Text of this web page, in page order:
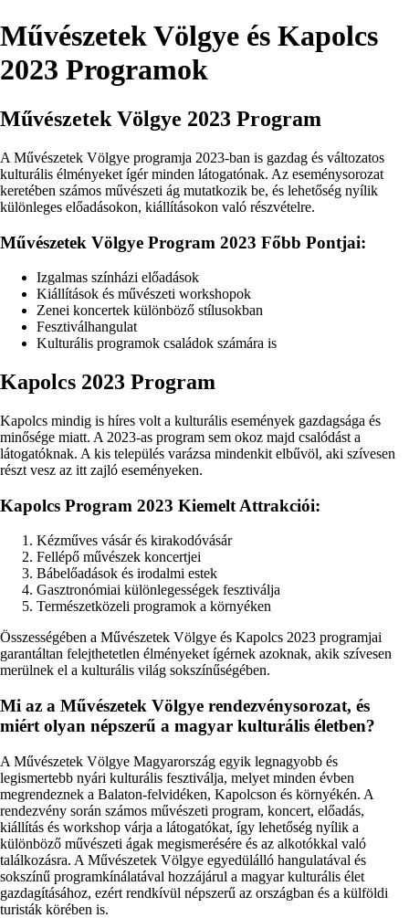
Művészetek Völgye és Kapolcs
2023 Programok
Művészetek Völgye 2023 Program
A Művészetek Völgye programja 2023-ban is gazdag és változatos
kulturális élményeket ígér minden látogatónak. Az eseménysorozat
keretében számos művészeti ág mutatkozik be, és lehetőség nyílik
különleges előadásokon, kiállításokon való részvételre.
Művészetek Völgye Program 2023 Főbb Pontjai:
Izgalmas színházi előadások
Kiállítások és művészeti workshopok
Zenei koncertek különböző stílusokban
Fesztiválhangulat
Kulturális programok családok számára is
Kapolcs 2023 Program
Kapolcs mindig is híres volt a kulturális események gazdagsága és
minősége miatt. A 2023-as program sem okoz majd csalódást a
látogatóknak. A kis település varázsa mindenkit elbűvöl, aki szívesen
részt vesz az itt zajló eseményeken.
Kapolcs Program 2023 Kiemelt Attrakciói:
Kézműves vásár és kirakodóvásár
Fellépő művészek koncertjei
Bábelőadások és irodalmi estek
Gasztronómiai különlegességek fesztiválja
Természetközeli programok a környéken
Összességében a Művészetek Völgye és Kapolcs 2023 programjai
garantáltan felejthetetlen élményeket ígérnek azoknak, akik szívesen
merülnek el a kulturális világ sokszínűségében.
Mi az a Művészetek Völgye rendezvénysorozat, és
miért olyan népszerű a magyar kulturális életben?
A Művészetek Völgye Magyarország egyik legnagyobb és
legismertebb nyári kulturális fesztiválja, melyet minden évben
megrendeznek a Balaton-felvidéken, Kapolcson és környékén. A
rendezvény során számos művészeti program, koncert, előadás,
kiállítás és workshop várja a látogatókat, így lehetőség nyílik a
különböző művészeti ágak megismerésére és az alkotókkal való
találkozásra. A Művészetek Völgye egyedülálló hangulatával és
sokszínű programkínálatával hozzájárul a magyar kulturális élet
gazdagításához, ezért rendkívül népszerű az országban és a külföldi
turisták körében is.